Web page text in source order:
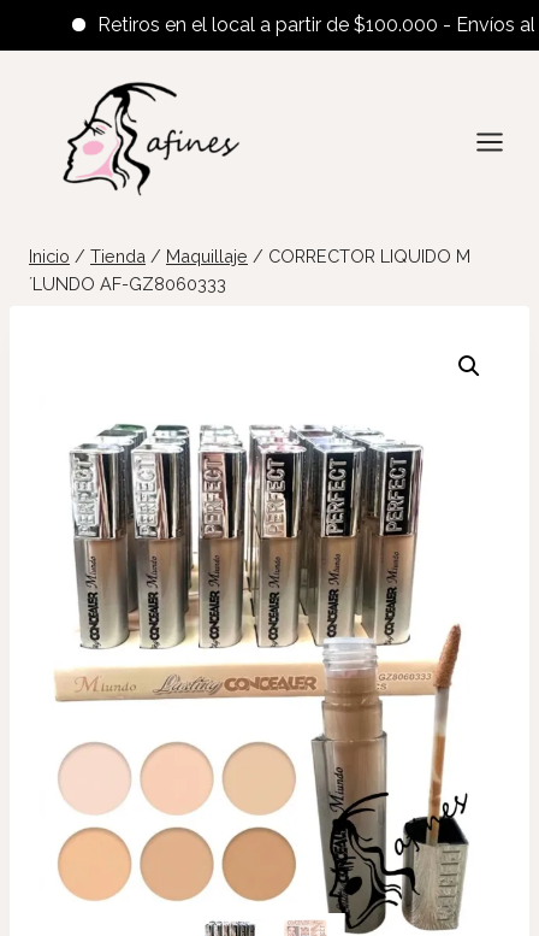
Retiros en el local a partir de $100.000 - Envíos al
contenido
Inicio / Tienda / Maquillaje / CORRECTOR LIQUIDO M
´LUNDO AF-GZ8060333